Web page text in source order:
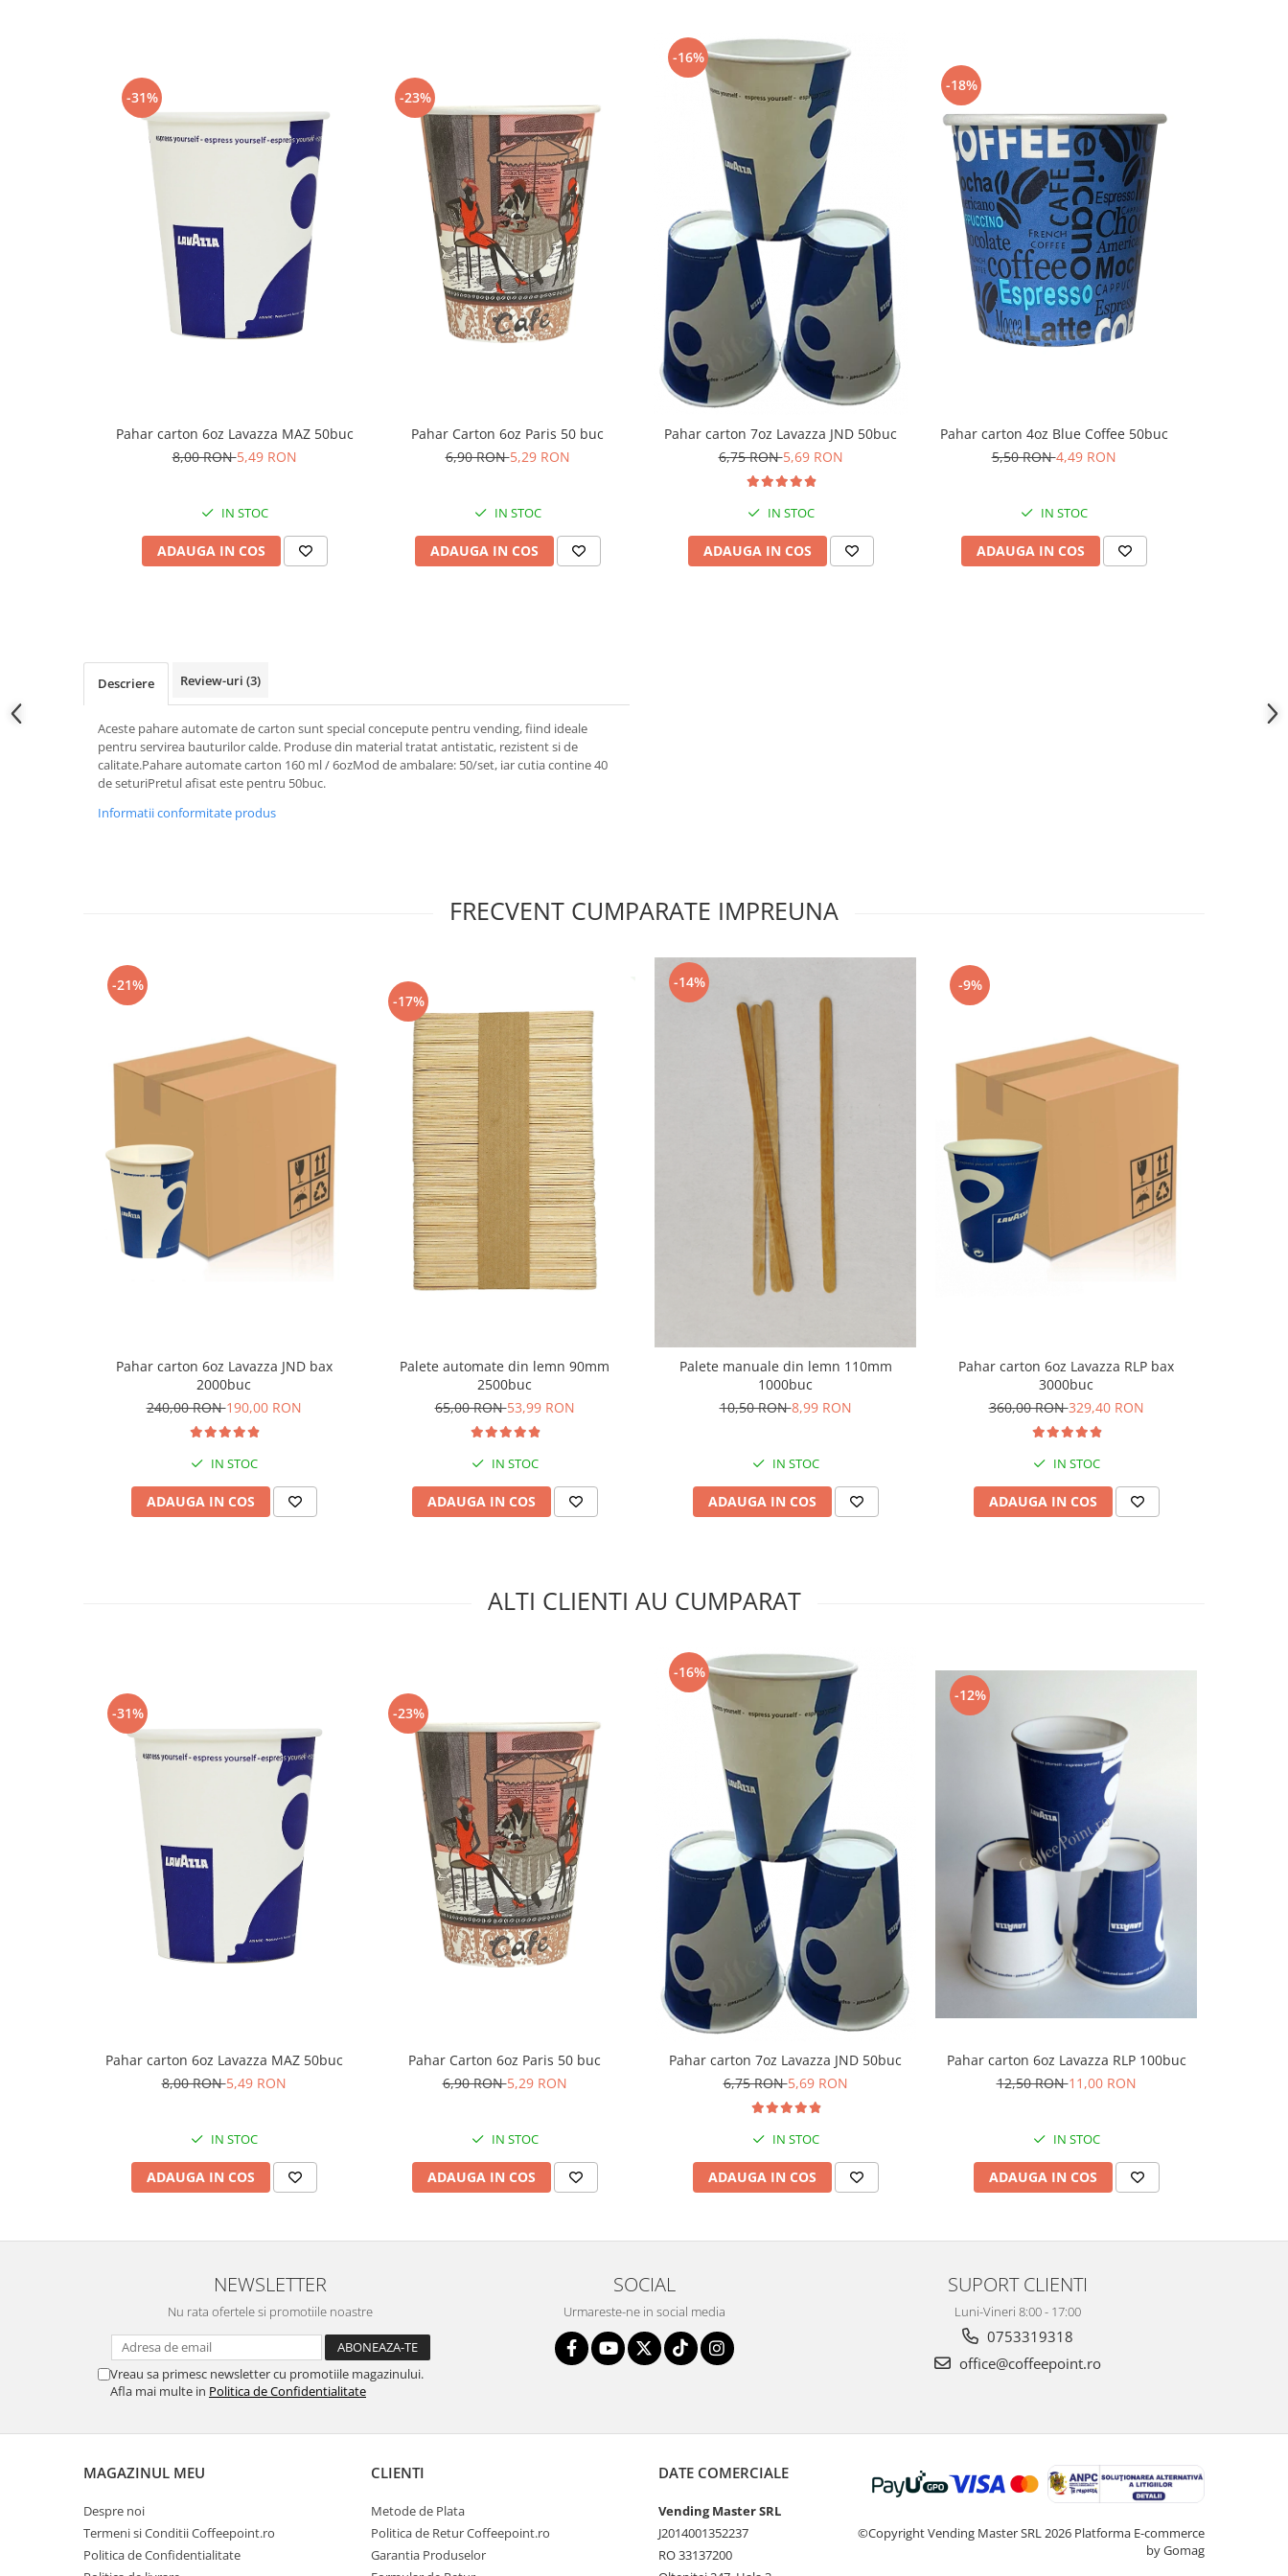
-31%
Pahar carton 6oz Lavazza MAZ 50buc
8,00 RON5,49 RON
IN STOC
ADAUGA IN COS
-23%
Pahar Carton 6oz Paris 50 buc
6,90 RON5,29 RON
IN STOC
ADAUGA IN COS
-16%
Pahar carton 7oz Lavazza JND 50buc
6,75 RON5,69 RON
IN STOC
ADAUGA IN COS
-18%
Pahar carton 4oz Blue Coffee 50buc
5,50 RON4,49 RON
IN STOC
ADAUGA IN COS
Descriere Review-uri (3)
Aceste pahare automate de carton sunt special concepute pentru vending, fiind ideale
pentru servirea bauturilor calde. Produse din material tratat antistatic, rezistent si de
calitate.Pahare automate carton 160 ml / 6ozMod de ambalare: 50/set, iar cutia contine 40
de seturiPretul afisat este pentru 50buc.
Informatii conformitate produs
FRECVENT CUMPARATE IMPREUNA
-21%
Pahar carton 6oz Lavazza JND bax
2000buc
240,00 RON190,00 RON
IN STOC
ADAUGA IN COS
-17%
Palete automate din lemn 90mm
2500buc
65,00 RON53,99 RON
IN STOC
ADAUGA IN COS
-14%
Palete manuale din lemn 110mm
1000buc
10,50 RON8,99 RON
IN STOC
ADAUGA IN COS
-9%
Pahar carton 6oz Lavazza RLP bax
3000buc
360,00 RON329,40 RON
IN STOC
ADAUGA IN COS
ALTI CLIENTI AU CUMPARAT
-31%
Pahar carton 6oz Lavazza MAZ 50buc
8,00 RON5,49 RON
IN STOC
ADAUGA IN COS
-23%
Pahar Carton 6oz Paris 50 buc
6,90 RON5,29 RON
IN STOC
ADAUGA IN COS
-16%
Pahar carton 7oz Lavazza JND 50buc
6,75 RON5,69 RON
IN STOC
ADAUGA IN COS
-12%
Pahar carton 6oz Lavazza RLP 100buc
12,50 RON11,00 RON
IN STOC
ADAUGA IN COS
NEWSLETTER
Nu rata ofertele si promotiile noastre
Vreau sa primesc newsletter cu promotiile magazinului.
Afla mai multe in Politica de Confidentialitate
SOCIAL
Urmareste-ne in social media
SUPORT CLIENTI
Luni-Vineri 8:00 - 17:00
0753319318
office@coffeepoint.ro
MAGAZINUL MEU
Despre noi
Termeni si Conditii Coffeepoint.ro
Politica de Confidentialitate
CLIENTI
Metode de Plata
Politica de Retur Coffeepoint.ro
Garantia Produselor
DATE COMERCIALE
Vending Master SRL
J2014001352237
RO 33137200
©Copyright Vending Master SRL 2026 Platforma E-commerce
by Gomag